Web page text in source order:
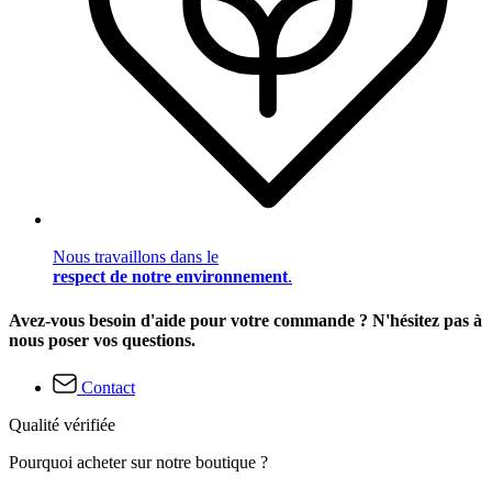
Nous travaillons dans le
respect de notre environnement.
Avez-vous besoin d'aide pour votre commande ? N'hésitez pas à
nous poser vos questions.
Contact
Qualité vérifiée
Pourquoi acheter sur notre boutique ?